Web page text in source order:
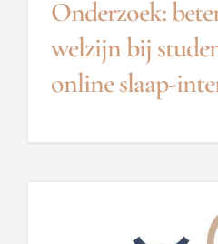
Onderzoek:
welzijn bij
online slaap-